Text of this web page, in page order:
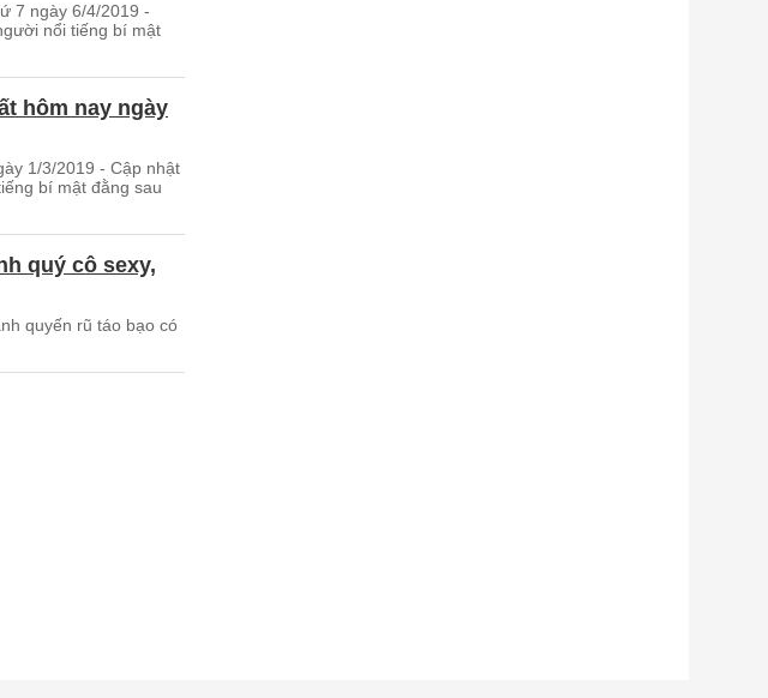
7 ngày 6/4/2019 -
nổi tiếng bí mật
hôm nay ngày
1/3/2019 - Cập nhật
bí mật đằng sau
quý cô sexy,
quyến rũ táo bạo có